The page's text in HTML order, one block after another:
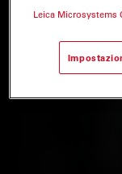
Leica Microsystems